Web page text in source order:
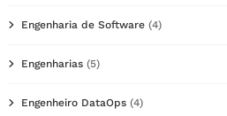
Engenharia de Software (4)
Engenharias (5)
Engenheiro DataOps (4)